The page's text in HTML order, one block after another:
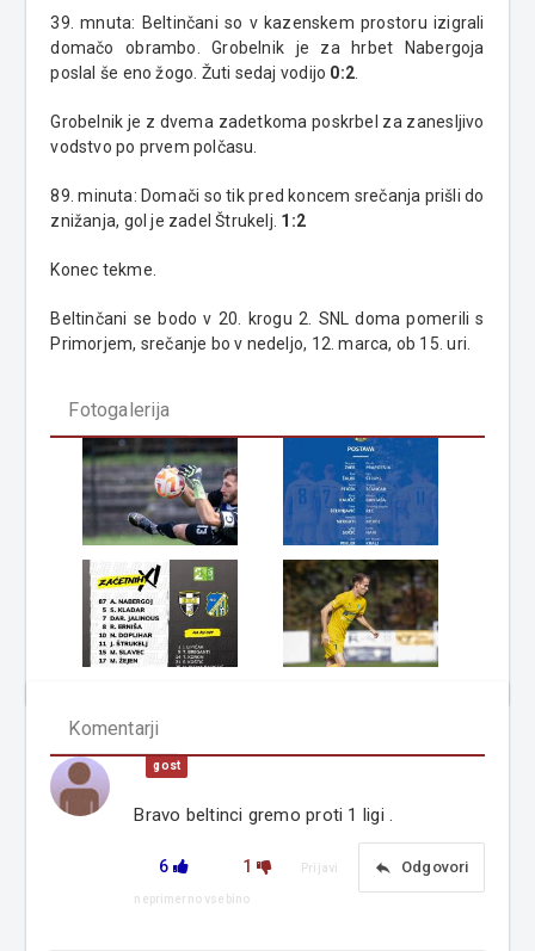
39. mnuta: Beltinčani so v kazenskem prostoru izigrali
domačo obrambo. Grobelnik je za hrbet Nabergoja
poslal še eno žogo. Žuti sedaj vodijo 0:2
Grobelnik je z dvema zadetkoma poskrbel za zanesljivo
vodstvo po prvem polčasu.
89. minuta: Domači so tik pred koncem srečanja prišli do
znižanja, gol je zadel Štrukelj. 1:2
Konec tekme.
Beltinčani se bodo v 20. krogu 2. SNL doma pomerili s
Primorjem, srečanje bo v nedeljo, 12. marca, ob 15. uri.
Fotogalerija
Komentarji
gost
Bravo beltinci gremo proti 1 ligi .
6 1 reply Odgovori
Prijavi
neprimerno vsebino